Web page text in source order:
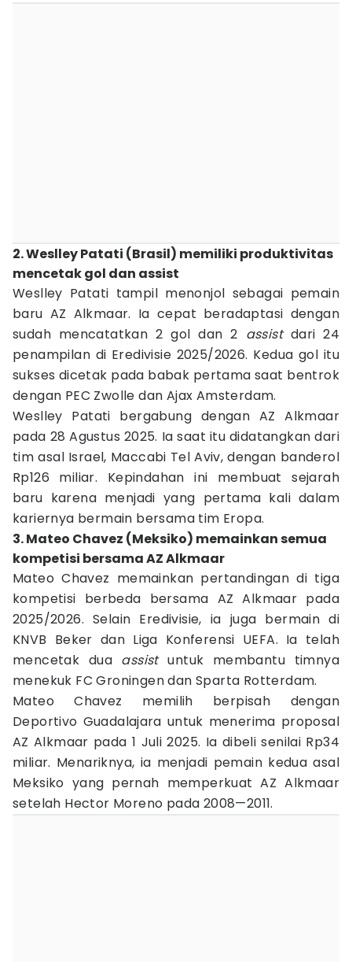
2. Weslley Patati (Brasil) memiliki produktivitas
mencetak gol dan assist
Weslley Patati tampil menonjol sebagai pemain
baru AZ Alkmaar. Ia cepat beradaptasi dengan
sudah mencatatkan 2 gol dan 2 assistdari 24
penampilan di Eredivisie 2025/2026. Kedua gol itu
sukses dicetak pada babak pertama saat bentrok
dengan PEC Zwolle dan Ajax Amsterdam.
Weslley Patati bergabung dengan AZ Alkmaar
pada 28 Agustus 2025. Ia saat itu didatangkan dari
tim asal Israel, Maccabi Tel Aviv, dengan banderol
Rp126 miliar. Kepindahan ini membuat sejarah
baru karena menjadi yang pertama kali dalam
kariernya bermain bersama tim Eropa.
3. Mateo Chavez (Meksiko) memainkan semua
kompetisi bersama AZ Alkmaar
Mateo Chavez memainkan pertandingan di tiga
kompetisi berbeda bersama AZ Alkmaar pada
2025/2026. Selain Eredivisie, ia juga bermain di
KNVB Beker dan Liga Konferensi UEFA. Ia telah
mencetak dua assistuntuk membantu timnya
menekuk FC Groningen dan Sparta Rotterdam.
Mateo Chavez memilih berpisah dengan
Deportivo Guadalajara untuk menerima proposal
AZ Alkmaar pada 1 Juli 2025. Ia dibeli senilai Rp34
miliar. Menariknya, ia menjadi pemain kedua asal
Meksiko yang pernah memperkuat AZ Alkmaar
setelah Hector Moreno pada 2008—2011.